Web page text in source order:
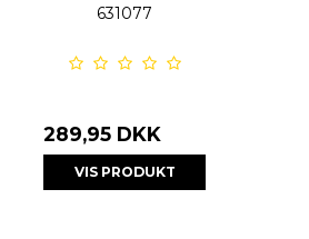
631077
289,95 DKK
VIS PRODUKT